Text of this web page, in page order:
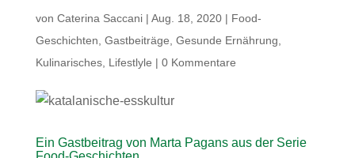
von Caterina Saccani| Aug. 18, 2020| Food-
Geschichten Gastbeiträge Gesunde Ernährung
Kulinarisches, Lifestlyle | 0 Kommentare
Ein Gastbeitrag von Marta Pagans aus der Serie